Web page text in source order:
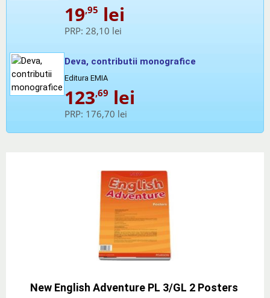
19,95 lei
PRP: 28,10 lei
Deva, contributii monografice
Editura EMIA
123,69 lei
PRP: 176,70 lei
New English Adventure PL 3/GL 2 Posters